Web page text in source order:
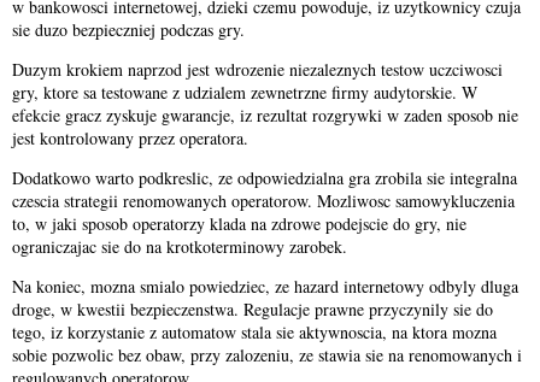
w bankowosci internetowej, dzieki czemu powoduje, iz uzytkownicy czuja
sie duzo bezpieczniej podczas gry.
Duzym krokiem naprzod jest wdrozenie niezaleznych testow uczciwosci
gry, ktore sa testowane z udzialem zewnetrzne firmy audytorskie. W
efekcie gracz zyskuje gwarancje, iz rezultat rozgrywki w zaden sposob nie
jest kontrolowany przez operatora.
Dodatkowo warto podkreslic, ze odpowiedzialna gra zrobila sie integralna
czescia strategii renomowanych operatorow. Mozliwosc samowykluczenia
to, w jaki sposob operatorzy klada na zdrowe podejscie do gry, nie
ograniczajac sie do na krotkoterminowy zarobek.
Na koniec, mozna smialo powiedziec, ze hazard internetowy odbyly dluga
droge, w kwestii bezpieczenstwa. Regulacje prawne przyczynily sie do
tego, iz korzystanie z automatow stala sie aktywnoscia, na ktora mozna
sobie pozwolic bez obaw, przy zalozeniu, ze stawia sie na renomowanych i